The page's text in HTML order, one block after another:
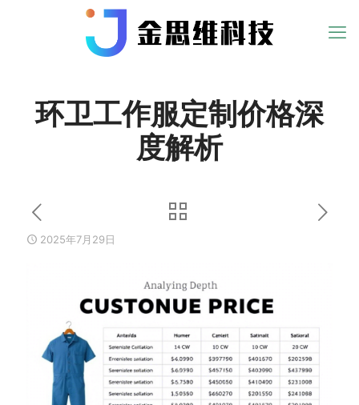
环卫工作服定制价格深
度解析
2025年7月29日